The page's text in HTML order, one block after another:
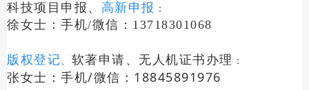
科技项目申报、 高新申报 ：
徐女士：手机/微信：13718301068
版权登记、 软著申请、无人机证书办理 ：
张女士：手机/微信：18845891976